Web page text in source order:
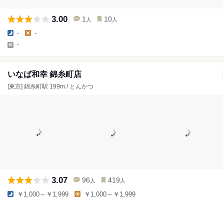
3.00 1 人 10 人
- -
-
いなば和幸 錦糸町店
[東京] 錦糸町駅 199m / とんかつ
3.07 96 人 419 人
￥1,000～￥1,999 ￥1,000～￥1,999